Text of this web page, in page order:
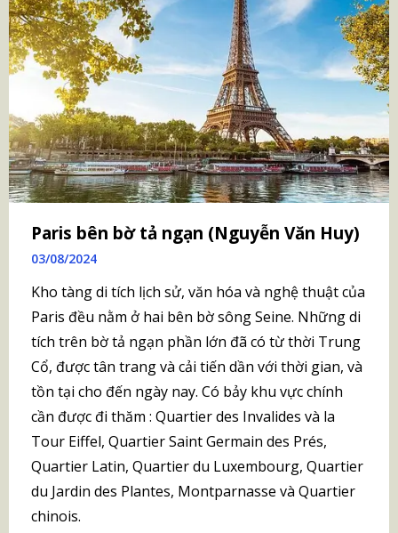
Paris bên bờ tả ngạn (Nguyễn Văn Huy)
03/08/2024
Kho tàng di tích lịch sử, văn hóa và nghệ thuật của
Paris đều nằm ở hai bên bờ sông Seine. Những di
tích trên bờ tả ngạn phần lớn đã có từ thời Trung
Cổ, được tân trang và cải tiến dần với thời gian, và
tồn tại cho đến ngày nay. Có bảy khu vực chính
cần được đi thăm : Quartier des Invalides và la
Tour Eiffel, Quartier Saint Germain des Prés,
Quartier Latin, Quartier du Luxembourg, Quartier
du Jardin des Plantes, Montparnasse và Quartier
chinois.